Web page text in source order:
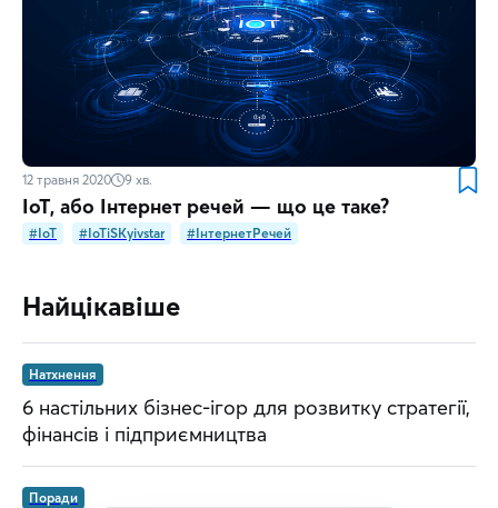
12 травня 2020 9 хв.
IoT, або Інтернет речей — що це таке?
#IoT #IoTiSKyivstar #ІнтернетРечей
Найцікавіше
Натхнення
6 настільних бізнес-ігор для розвитку стратегії,
фінансів і підприємництва
Поради